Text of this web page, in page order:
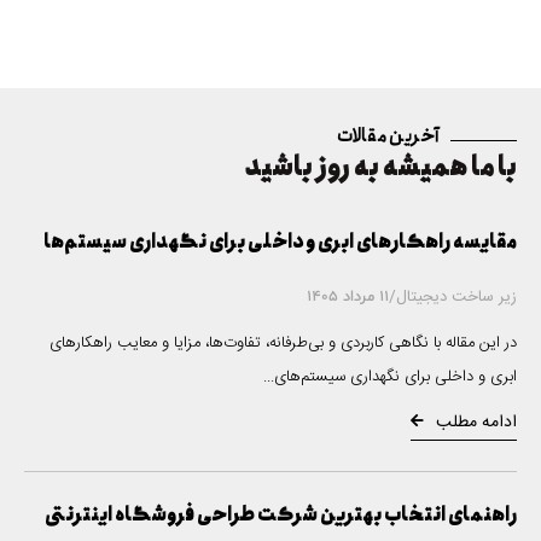
آخرین مقالات
با ما همیشه به روز باشید
زیر ساخت دیجیتال/11 مرداد 1405
مقایسه راهکارهای ابری و داخلی برای نگهداری سیستم‌ها
در این مقاله با نگاهی کاربردی و بی‌طرفانه، تفاوت‌ها، مزایا و معایب راهکارهای
ابری و داخلی برای نگهداری سیستم‌های...
ادامه مطلب
راهنمای انتخاب بهترین شرکت طراحی فروشگاه اینترنتی